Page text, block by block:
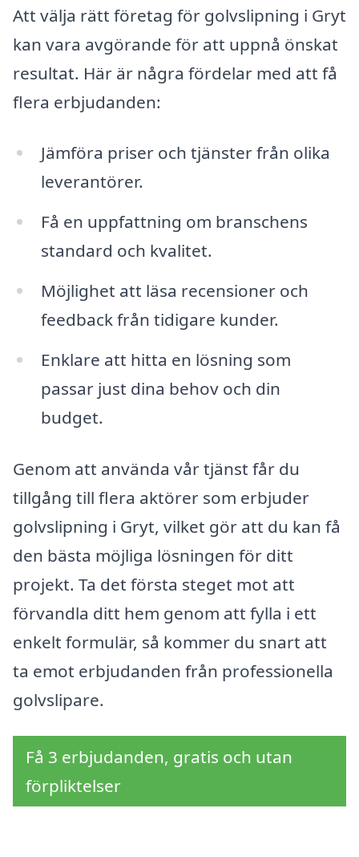
Att välja rätt företag för golvslipning i Gryt
kan vara avgörande för att uppnå önskat
resultat. Här är några fördelar med att få
flera erbjudanden:
Jämföra priser och tjänster från olika
leverantörer.
Få en uppfattning om branschens
standard och kvalitet.
Möjlighet att läsa recensioner och
feedback från tidigare kunder.
Enklare att hitta en lösning som
passar just dina behov och din
budget.
Genom att använda vår tjänst får du
tillgång till flera aktörer som erbjuder
golvslipning i Gryt, vilket gör att du kan få
den bästa möjliga lösningen för ditt
projekt. Ta det första steget mot att
förvandla ditt hem genom att fylla i ett
enkelt formulär, så kommer du snart att
ta emot erbjudanden från professionella
golvslipare.
Få 3 erbjudanden, gratis och utan
förpliktelser